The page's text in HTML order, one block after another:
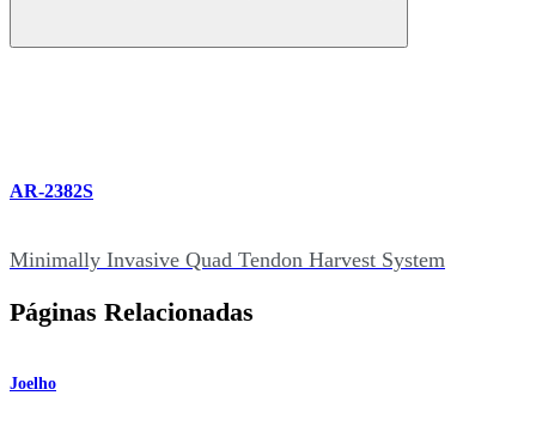
AR-2382S
Minimally Invasive Quad Tendon Harvest System
Páginas Relacionadas
Joelho